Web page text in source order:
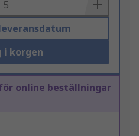
i korgen
online beställningar